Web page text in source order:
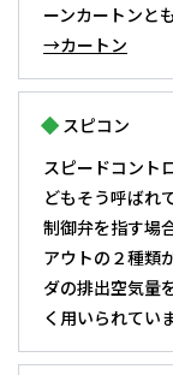
ーンカートンと
→カートン
スピコン
スピードコント
どもそう呼ばれ
制御弁を指す場
アウトの２種類
ダの排出空気量
く用いられてい